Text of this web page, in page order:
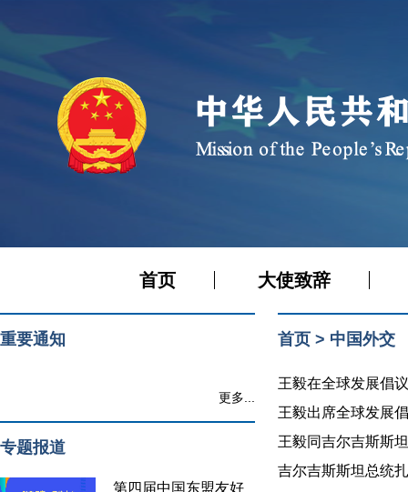
首页 大使致辞
重要通知
更多...
专题报道
第四届中国东盟友好
首页 > 中国外交
王毅在全球发展倡
王毅出席全球发展
王毅同吉尔吉斯斯
吉尔吉斯斯坦总统